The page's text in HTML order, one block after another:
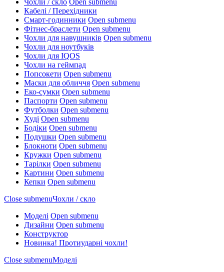
Чохли / скло Open submenu
Кабелі / Перехідники
Смарт-годинники Open submenu
Фітнес-браслети Open submenu
Чохли для навушників Open submenu
Чохли для ноутбуків
Чохли для IQOS
Чохли на геймпад
Попсокети Open submenu
Маски для обличчя Open submenu
Еко-сумки Open submenu
Паспорти Open submenu
Футболки Open submenu
Худі Open submenu
Бодіки Open submenu
Подушки Open submenu
Блокноти Open submenu
Кружки Open submenu
Тарілки Open submenu
Картини Open submenu
Кепки Open submenu
Close submenuЧохли / скло
Моделі Open submenu
Дизайни Open submenu
Конструктор
Новинка! Протиударні чохли!
Close submenuМоделі